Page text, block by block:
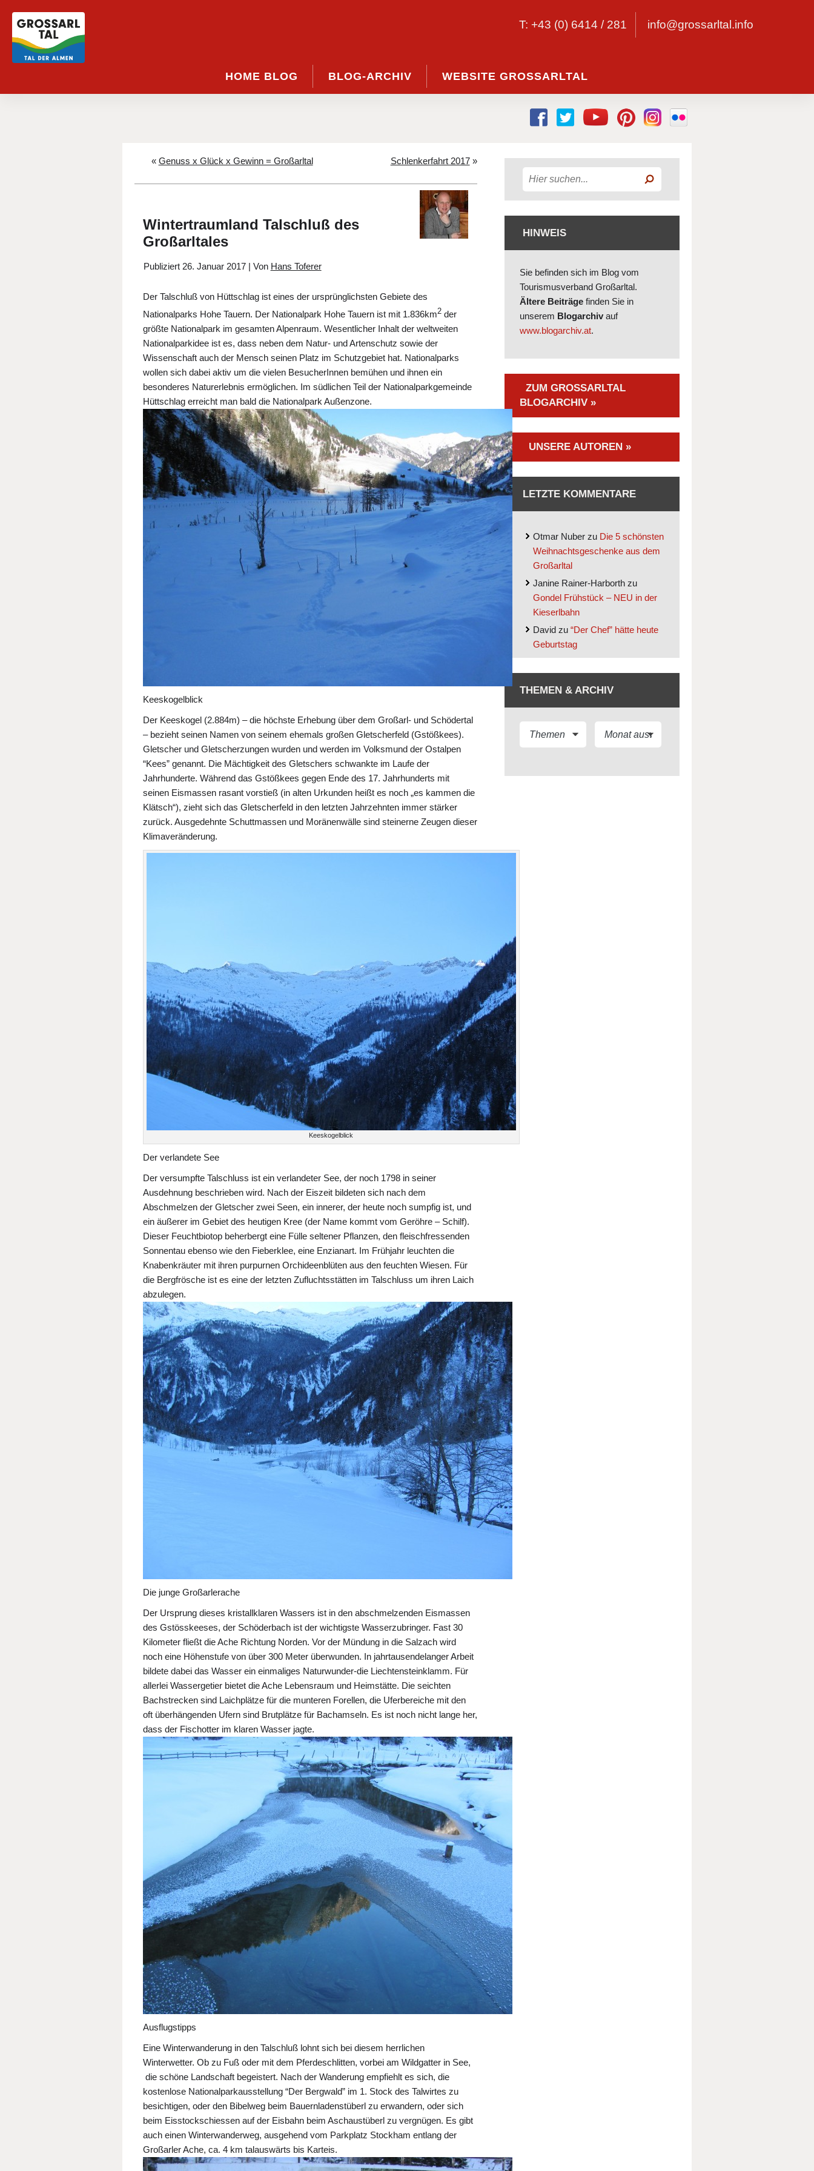
T: +43 (0) 6414 / 281 info@grossarltal.info
HOME BLOG BLOG-ARCHIV WEBSITE GROSSARLTAL
« Genuss x Glück x Gewinn = Großarltal Schlenkerfahrt 2017»
Wintertraumland Talschluß des
Großarltales
Publiziert 26. Januar 2017| Von Hans Toferer
Der Talschluß von Hüttschlag ist eines der ursprünglichsten Gebiete des
Nationalparks Hohe Tauern. Der Nationalpark Hohe Tauern ist mit 1.836km2der
größte Nationalpark im gesamten Alpenraum. Wesentlicher Inhalt der weltweiten
Nationalparkidee ist es, dass neben dem Natur- und Artenschutz sowie der
Wissenschaft auch der Mensch seinen Platz im Schutzgebiet hat. Nationalparks
wollen sich dabei aktiv um die vielen BesucherInnen bemühen und ihnen ein
besonderes Naturerlebnis ermöglichen. Im südlichen Teil der Nationalparkgemeinde
Hüttschlag erreicht man bald die Nationalpark Außenzone.
Keeskogelblick
Der Keeskogel (2.884m) – die höchste Erhebung über dem Großarl- und Schödertal
– bezieht seinen Namen von seinem ehemals großen Gletscherfeld (Gstößkees).
Gletscher und Gletscherzungen wurden und werden im Volksmund der Ostalpen
“Kees” genannt. Die Mächtigkeit des Gletschers schwankte im Laufe der
Jahrhunderte. Während das Gstößkees gegen Ende des 17. Jahrhunderts mit
seinen Eismassen rasant vorstieß (in alten Urkunden heißt es noch „es kammen die
Klätsch“), zieht sich das Gletscherfeld in den letzten Jahrzehnten immer stärker
zurück. Ausgedehnte Schuttmassen und Moränenwälle sind steinerne Zeugen dieser
Klimaveränderung.
Keeskogelblick
Der verlandete See
Der versumpfte Talschluss ist ein verlandeter See, der noch 1798 in seiner
Ausdehnung beschrieben wird. Nach der Eiszeit bildeten sich nach dem
Abschmelzen der Gletscher zwei Seen, ein innerer, der heute noch sumpfig ist, und
ein äußerer im Gebiet des heutigen Kree (der Name kommt vom Geröhre – Schilf).
Dieser Feuchtbiotop beherbergt eine Fülle seltener Pflanzen, den fleischfressenden
Sonnentau ebenso wie den Fieberklee, eine Enzianart. Im Frühjahr leuchten die
Knabenkräuter mit ihren purpurnen Orchideenblüten aus den feuchten Wiesen. Für
die Bergfrösche ist es eine der letzten Zufluchtsstätten im Talschluss um ihren Laich
abzulegen.
Die junge Großarlerache
Der Ursprung dieses kristallklaren Wassers ist in den abschmelzenden Eismassen
des Gstösskeeses, der Schöderbach ist der wichtigste Wasserzubringer. Fast 30
Kilometer fließt die Ache Richtung Norden. Vor der Mündung in die Salzach wird
noch eine Höhenstufe von über 300 Meter überwunden. In jahrtausendelanger Arbeit
bildete dabei das Wasser ein einmaliges Naturwunder-die Liechtensteinklamm. Für
allerlei Wassergetier bietet die Ache Lebensraum und Heimstätte. Die seichten
Bachstrecken sind Laichplätze für die munteren Forellen, die Uferbereiche mit den
oft überhängenden Ufern sind Brutplätze für Bachamseln. Es ist noch nicht lange her,
dass der Fischotter im klaren Wasser jagte.
Ausflugstipps
Eine Winterwanderung in den Talschluß lohnt sich bei diesem herrlichen
Winterwetter. Ob zu Fuß oder mit dem Pferdeschlitten, vorbei am Wildgatter in See,
die schöne Landschaft begeistert. Nach der Wanderung empfiehlt es sich, die
kostenlose Nationalparkausstellung “Der Bergwald” im 1. Stock des Talwirtes zu
besichtigen, oder den Bibelweg beim Bauernladenstüberl zu erwandern, oder sich
beim Eisstockschiessen auf der Eisbahn beim Aschaustüberl zu vergnügen. Es gibt
auch einen Winterwanderweg, ausgehend vom Parkplatz Stockham entlang der
Großarler Ache, ca. 4 km talauswärts bis Karteis.
HINWEIS
Sie befinden sich im Blog vom
Tourismusverband Großarltal.
Ältere Beiträgefinden Sie in
unserem Blogarchivauf
www.blogarchiv.at.
ZUM GROSSARLTAL B
LOGARCHIV »
UNSERE AUTOREN »
LETZTE KOMMENTARE
Otmar Nuberzu Die 5 schönsten
Weihnachtsgeschenke aus dem
Großarltal
Janine Rainer-Harborthzu
Gondel Frühstück – NEU in der
Kieserlbahn
Davidzu “Der Chef” hätte heute
Geburtstag
THEMEN & ARCHIV